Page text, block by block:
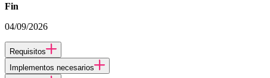
Fin
04/09/2026
Requisitos
Implementos necesarios